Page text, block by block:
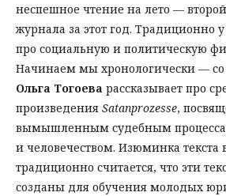
неспешное чтение на лето —
журнала за этот год. Традиционно
про социальную и политическую
Начинаем мы хронологически — со
Ольга Тогоева рассказывает про
произведения Satanprozesse,
вымышленным судебным
и человечеством. Изюминка текста
традиционно считается, что эти
созданы для обучения молодых